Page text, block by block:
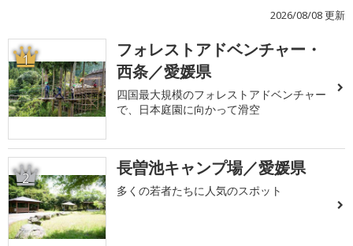
2026/08/08 更新
1
フォレストアドベンチャー・
西条／愛媛県
四国最大規模のフォレストアドベンチャー
で、日本庭園に向かって滑空
2 長曽池キャンプ場／愛媛県
多くの若者たちに人気のスポット